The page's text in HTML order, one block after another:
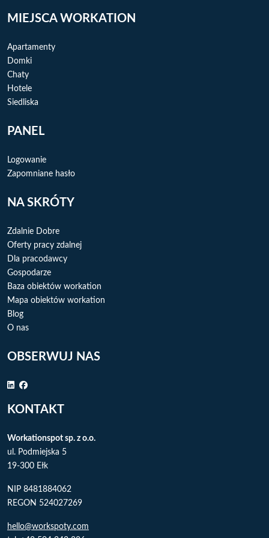
MIEJSCA WORKATION
Apartamenty
Domki
Chaty
Hotele
Siedliska
PANEL
Logowanie
Zapomniane hasło
NA SKRÓTY
Zdalnie Dobre
Oferty pracy zdalnej
Dla pracodawcy
Gospodarze
Baza obiektów workation
Mapa obiektów workation
Blog
O nas
OBSERWUJ NAS
KONTAKT
Workationspot sp. z o.o.
ul. Podmiejska 5
19-300 Ełk
NIP 8481884062
REGON 524027269
hello@workspoty.com